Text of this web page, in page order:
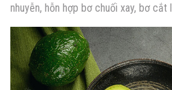
nhuyễn, hỗn hợp bơ chuối xay, bơ cắt